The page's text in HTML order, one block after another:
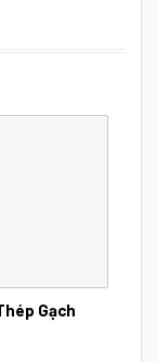
Gạch